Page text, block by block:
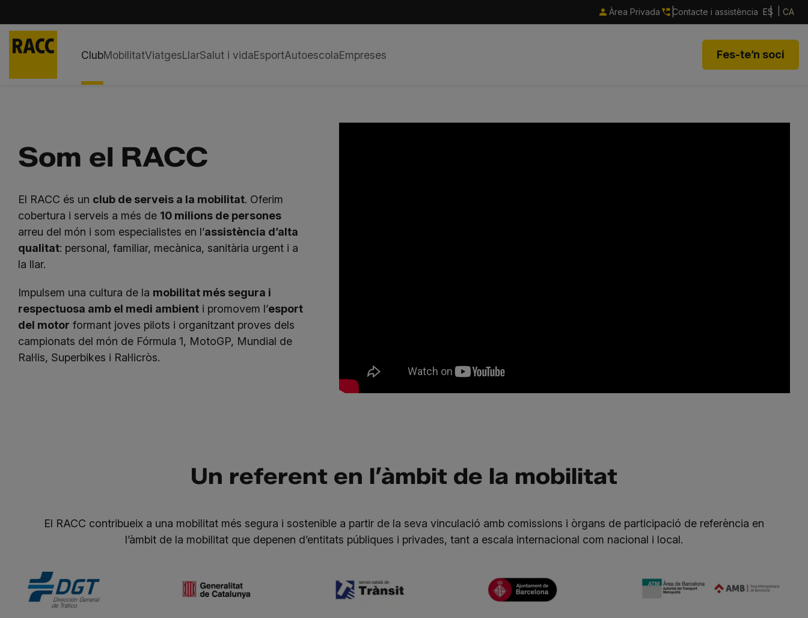
Àrea Privada Contacte i assistència ES CA
ClubMobilitatViatgesLlarSalut i vidaEsportAutoescolaEmpreses Fes-te’n soci
Som el RACC
El RACC és un club de serveis a la mobilitat. Oferim
cobertura i serveis a més de 10 milions de persones
arreu del món i som especialistes en l’assistència d’alta
qualitat: personal, familiar, mecànica, sanitària urgent i a
la llar.
Impulsem una cultura de la mobilitat més segura i
respectuosa amb el medi ambienti promovem l’esport
del motor formant joves pilots i organitzant proves dels
campionats del món de Fórmula 1, MotoGP, Mundial de
Ral·lis, Superbikes i Ral·licròs.
Un referent en l’àmbit de la mobilitat
El RACC contribueix a una mobilitat més segura i sostenible a partir de la seva vinculació amb comissions i òrgans de participació de referència en
l’àmbit de la mobilitat que depenen d’entitats públiques i privades, tant a escala internacional com nacional i local.